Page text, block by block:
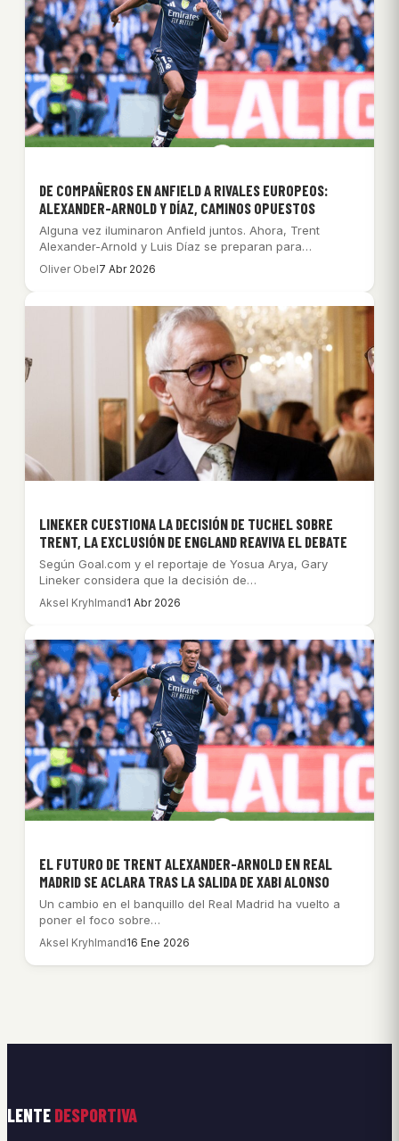
DE COMPAÑEROS EN ANFIELD A RIVALES EUROPEOS:
ALEXANDER-ARNOLD Y DÍAZ, CAMINOS OPUESTOS
Alguna vez iluminaron Anfield juntos. Ahora, Trent
Alexander-Arnold y Luis Díaz se preparan para
enfrentarse…
Oliver Obel7 Abr 2026
LINEKER CUESTIONA LA DECISIÓN DE TUCHEL SOBRE
TRENT, LA EXCLUSIÓN DE ENGLAND REAVIVA EL DEBATE
Según Goal.com y el reportaje de Yosua Arya, Gary
Lineker considera que la decisión de…
Aksel Kryhlmand1 Abr 2026
EL FUTURO DE TRENT ALEXANDER-ARNOLD EN REAL
MADRID SE ACLARA TRAS LA SALIDA DE XABI ALONSO
Un cambio en el banquillo del Real Madrid ha vuelto a
poner el foco sobre…
Aksel Kryhlmand16 Ene 2026
LENTE DESPORTIVA